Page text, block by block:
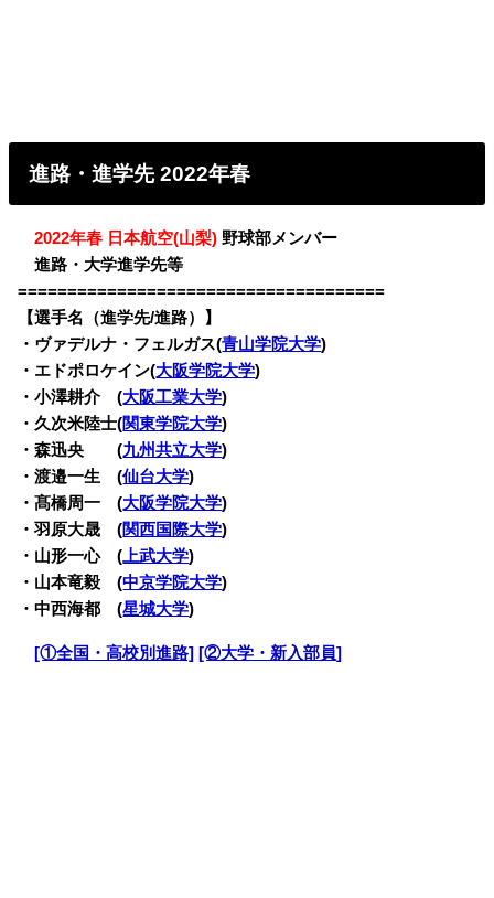
進路・進学先 2022年春
・2022年春 日本航空(山梨) 野球部メンバー
・進路・大学進学先等
=====================================
【選手名（進学先/進路）】
・ ヴァデルナ・フェルガス(青山学院大学)
・エドポロケイン(大阪学院大学)
・小澤耕介 (大阪工業大学)
・久次米陸士(関東学院大学)
・森迅央 (九州共立大学)
・渡邉一生 (仙台大学)
・髙橋周一 (大阪学院大学)
・羽原大晟 (関西国際大学)
・山形一心 ( 上武大学)
・山本竜毅 (中京学院大学)
・中西海都 (星城大学)
[①全国・高校別進路] [②大学・新入部員]